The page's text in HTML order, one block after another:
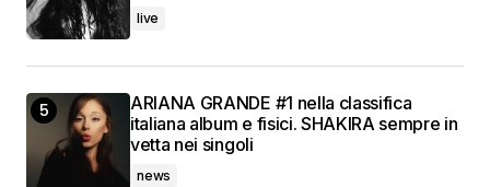
live
ARIANA GRANDE #1 nella classifica
italiana album e fisici. SHAKIRA sempre in
vetta nei singoli
news